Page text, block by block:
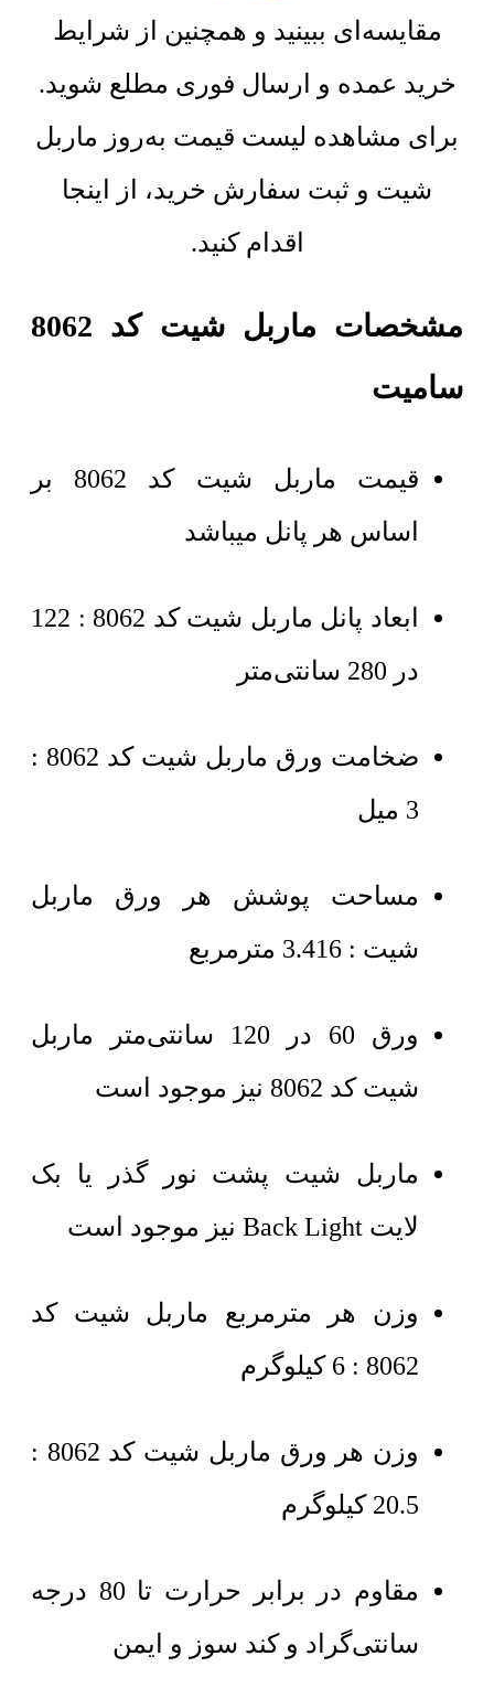
مقایسه‌ای ببینید و همچنین از شرایط
خرید عمده و ارسال فوری مطلع شوید.
برای مشاهده لیست قیمت به‌روز ماربل
شیت و ثبت سفارش خرید، از اینجا
اقدام کنید.
مشخصات ماربل شیت کد 8062
سامیت
قیمت ماربل شیت کد 8062 بر
اساس هر پانل میباشد
ابعاد پانل ماربل شیت کد 8062 : 122
در 280 سانتی‌متر
ضخامت ورق ماربل شیت کد 8062 :
3 میل
مساحت پوشش هر ورق ماربل
شیت : 3.416 مترمربع
ورق 60 در 120 سانتی‌متر ماربل
شیت کد 8062 نیز موجود است
ماربل شیت پشت نور گذر یا بک
لایت Back Light نیز موجود است
وزن هر مترمربع ماربل شیت کد
8062 : 6 کیلوگرم
وزن هر ورق ماربل شیت کد 8062 :
20.5 کیلوگرم
مقاوم در برابر حرارت تا 80 درجه
سانتی‌گراد و کند سوز و ایمن